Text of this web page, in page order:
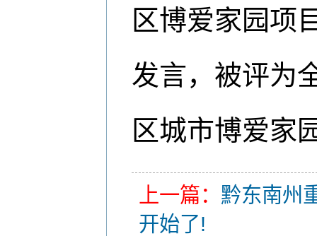
区博爱家园项
发言，被评为
区城市博爱家
上一篇： 黔东南州
开始了!